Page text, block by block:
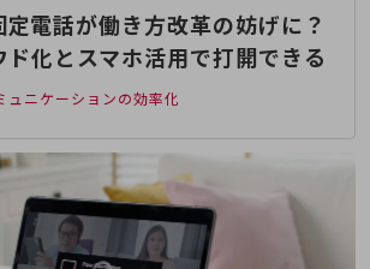
電話が働き方改革の妨げに？
ド化とスマホ活用で打開できる
ュニケーションの効率化